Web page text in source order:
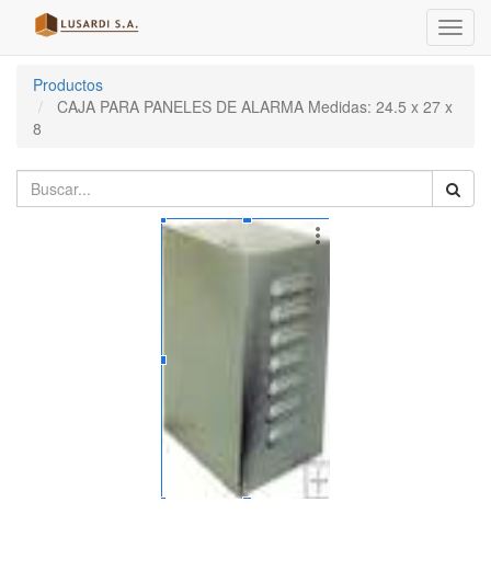
Menú
de
Productos
CAJA PARA PANELES DE ALARMA Medidas: 24.5 x 27 x
8